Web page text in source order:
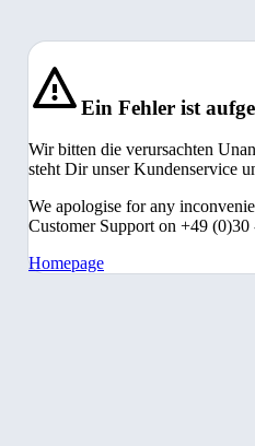
Ein Fehler ist
Wir bitten die verursachten
steht Dir unser Kundenservice
We apologise for any
Customer Support on +49 (0)30
Homepage